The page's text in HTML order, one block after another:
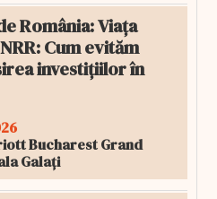
România: Viața
Cum evităm
investițiilor în
Bucharest Grand
Galați